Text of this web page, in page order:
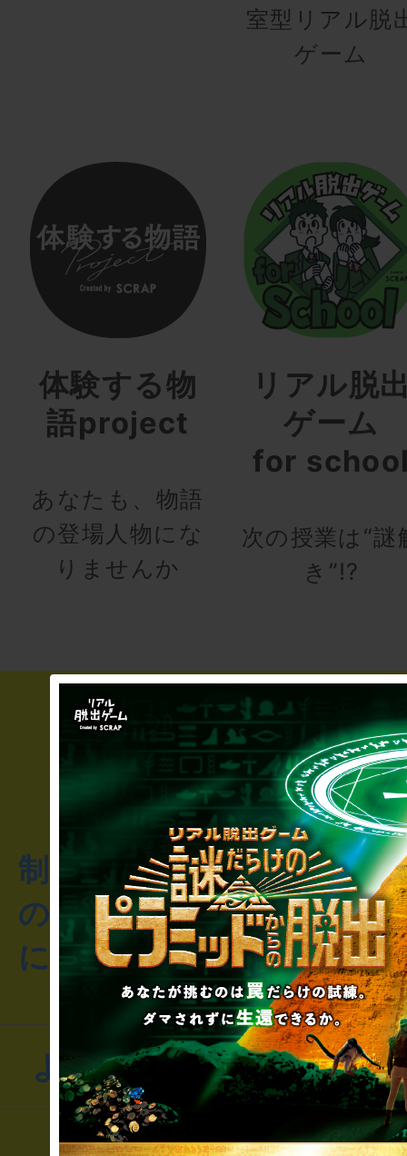
室型リアル脱
ゲーム
体験する物
語project
あなたも、物語
の登場人物にな
りませんか
リアル脱
ゲーム
for
次の授業は“謎
き”!?
制作のご相談・コラボレ
のお客様からのご質問や
にお問い合わせください
よくあるお問い合わせ